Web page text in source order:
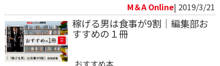
M＆A Online| 2019/3/21
稼げる男は食事が9割｜編集部お
すすめの１冊
おすすめ本